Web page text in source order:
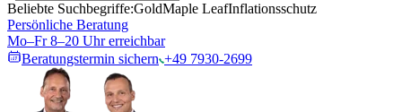
Beliebte Suchbegriffe:GoldMaple LeafInflationsschutz
Persönliche Beratung
Mo–Fr 8–20 Uhr erreichbar
Beratungstermin sichern +49 7930-2699